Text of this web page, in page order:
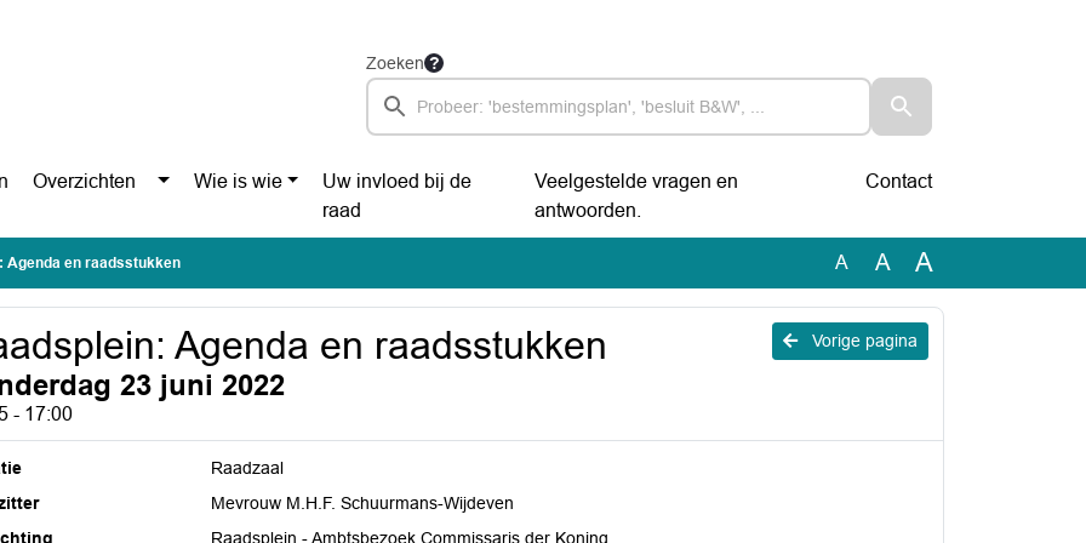
Zoeken
Overzichten Wie is wie
Uw invloed bij de
raad
Veelgestelde vragen en
antwoorden.
Contact
Agenda en raadsstukken A A A
Vorige pagina
Agenda en raadsstukken
23 juni 2022
- 17:00
Raadzaal
Mevrouw M.H.F. Schuurmans-Wijdeven
Raadsplein - Ambtsbezoek Commissaris der Koning